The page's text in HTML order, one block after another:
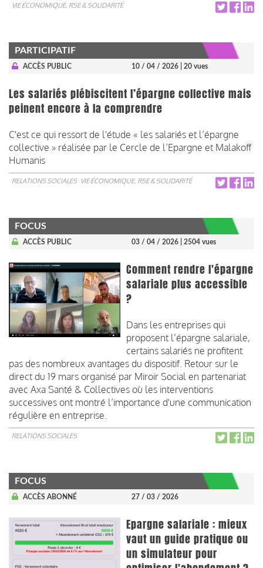
VIE ÉCONOMIQUE, RSE & SOLIDARITÉ
PARTICIPATIF
ACCÈS PUBLIC 10 / 04 / 2026 | 20 vues
Les salariés plébiscitent l’épargne collective mais
peinent encore à la comprendre
C'est ce qui ressort de l'étude « les salariés et l’épargne
collective » réalisée par le Cercle de l’Epargne et Malakoff
Humanis
RELATIONS SOCIALES VIE ÉCONOMIQUE, RSE & SOLIDARITÉ
FOCUS
ACCÈS PUBLIC 03 / 04 / 2026 | 2504 vues
Comment rendre l'épargne
salariale plus accessible
?
Dans les entreprises qui
proposent l’épargne salariale,
certains salariés ne profitent
pas des nombreux avantages du dispositif. Retour sur le
direct du 19 mars organisé par Miroir Social en partenariat
avec Axa Santé & Collectives où les interventions
successives ont montré l’importance d'une communication
régulière en entreprise.
RELATIONS SOCIALES
FOCUS
ACCÈS ABONNÉ 27 / 03 / 2026
Epargne salariale : mieux
vaut un guide pratique ou
un simulateur pour